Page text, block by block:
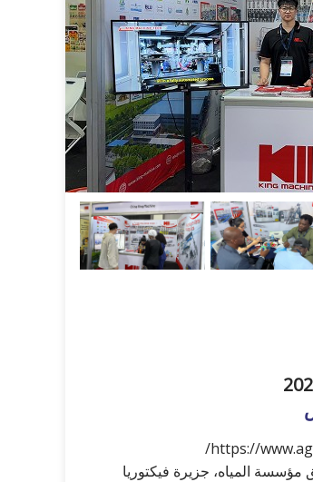
القطعتان 2 و3، طريق مؤسسة المياه، جزيرة فيكتوريا